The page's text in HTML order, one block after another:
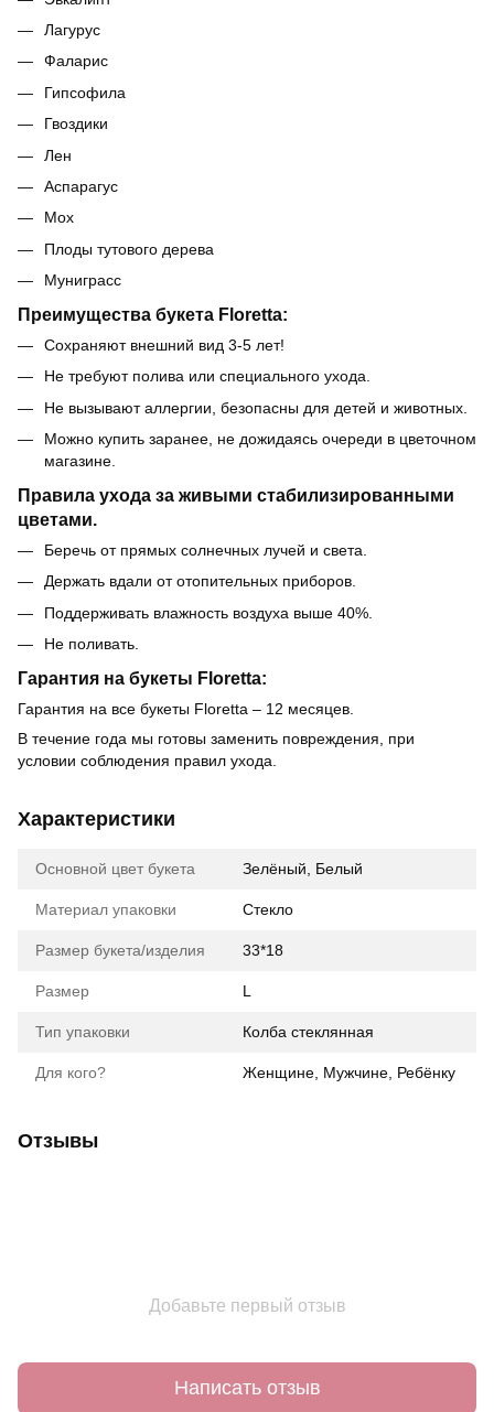
Лагурус
Фаларис
Гипсофила
Гвоздики
Лен
Аспарагус
Мох
Плоды тутового дерева
Муниграсс
Преимущества букета Floretta:
Сохраняют внешний вид 3-5 лет!
Не требуют полива или специального ухода.
Не вызывают аллергии, безопасны для детей и животных.
Можно купить заранее, не дожидаясь очереди в цветочном
магазине.
Правила ухода за живыми стабилизированными
цветами.
Беречь от прямых солнечных лучей и света.
Держать вдали от отопительных приборов.
Поддерживать влажность воздуха выше 40%.
Не поливать.
Гарантия на букеты Floretta:
Гарантия на все букеты Floretta – 12 месяцев.
В течение года мы готовы заменить повреждения, при
условии соблюдения правил ухода.
Характеристики
Основной цвет букета Зелёный, Белый
Материал упаковки Стекло
Размер букета/изделия 33*18
Размер L
Тип упаковки Колба стеклянная
Для кого? Женщине, Мужчине, Ребёнку
Отзывы
Добавьте первый отзыв
Написать отзыв